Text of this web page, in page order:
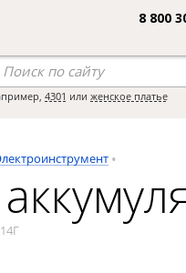
8 800
4301 или женское платье